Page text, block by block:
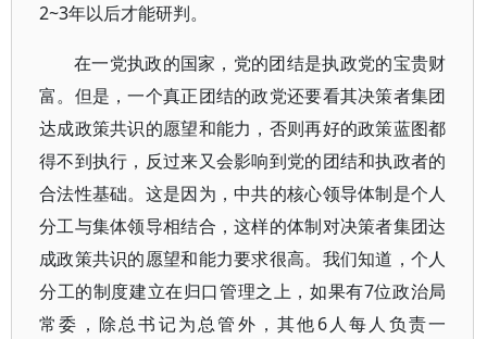
2~3年以后才能研判。
在一党执政的国家，党的团结是执政党的宝贵财
富。但是，一个真正团结的政党还要看其决策者集团
达成政策共识的愿望和能力，否则再好的政策蓝图都
得不到执行，反过来又会影响到党的团结和执政者的
合法性基础。这是因为，中共的核心领导体制是个人
分工与集体领导相结合，这样的体制对决策者集团达
成政策共识的愿望和能力要求很高。我们知道，个人
分工的制度建立在归口管理之上，如果有7位政治局
常委，除总书记为总管外，其他6人每人负责一